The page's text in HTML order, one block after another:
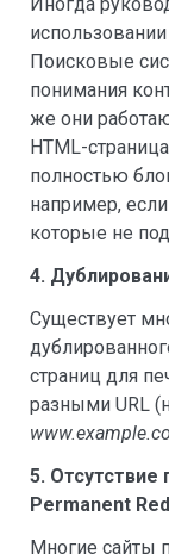
Поисковые
понимания
же они
HTML-
полностью
например,
которые не
4.
Существует
страниц для
разными URL
5. Отсутствие
Permanent
Многие сайты